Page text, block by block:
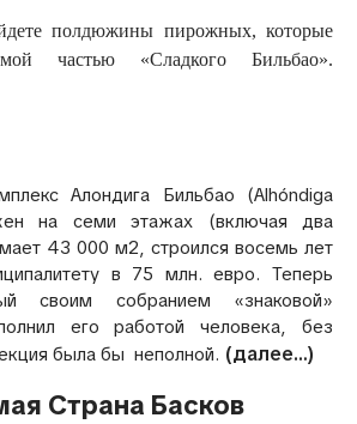
полдюжины пирожных, которые
частью «Сладкого Бильбао».
Алондига Бильбао (Alhóndiga
на семи этажах (включая два
43 000 м2, строился восемь лет
в 75 млн. евро. Теперь
своим собранием «знаковой»
его работой человека, без
была бы неполной. (далее…)
Страна Басков